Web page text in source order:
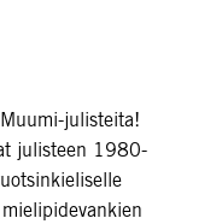
julisteita!
julisteen 1980-